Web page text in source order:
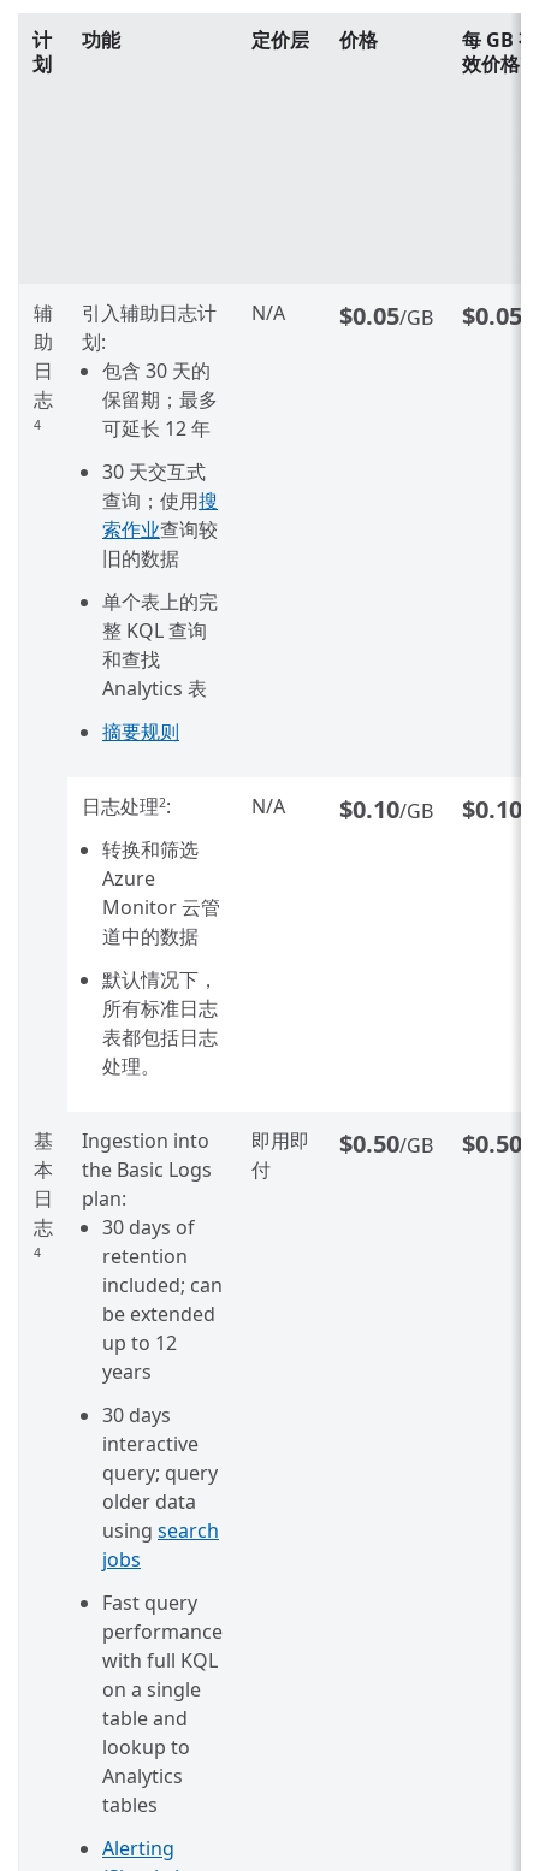
计
划
功能 定价层 价格
每 GB 有
效价格1
辅
助
日
志
4
引入辅助日志计
划:
包含 30 天的
保留期；最多
可延长 12 年
30 天交互式
查询；使用搜
索作业查询较
旧的数据
单个表上的完
整 KQL 查询
和查找
Analytics 表
摘要规则
N/A $0.05/GB $0.05
日志处理2:
转换和筛选
Azure
Monitor 云管
道中的数据
默认情况下，
所有标准日志
表都包括日志
处理。
N/A $0.10/GB $0.10
基
本
日
志
4
Ingestion into
the Basic Logs
plan:
30 days of
retention
included; can
be extended
up to 12
years
30 days
interactive
query; query
older data
using search
jobs
Fast query
performance
with full KQL
on a single
table and
lookup to
Analytics
tables
Alerting
即用即
付
$0.50/GB $0.50